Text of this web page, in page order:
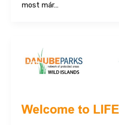
most már…